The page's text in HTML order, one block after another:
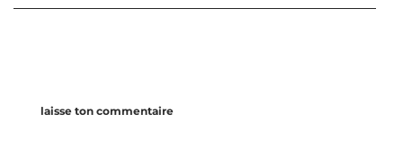
laisse ton commentaire